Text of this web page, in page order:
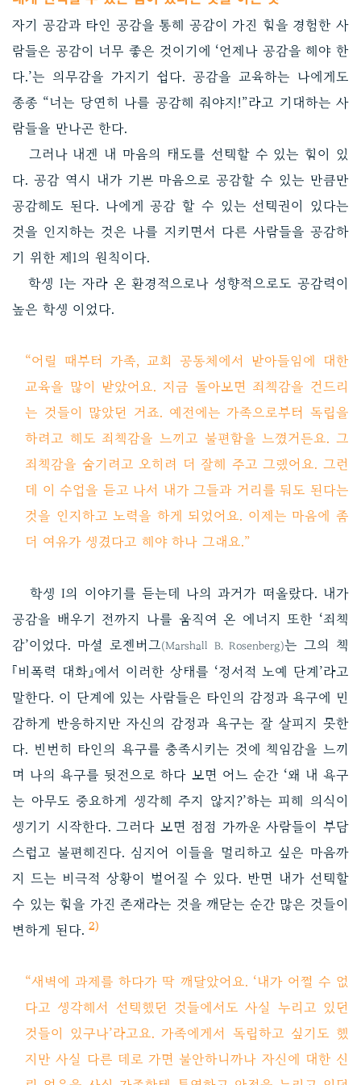
자기 공감과 타인 공감을 통해 공감이 가진 힘을 경험한 사
람들은 공감이 너무 좋은 것이기에 ‘언제나 공감을 해야 한
다.’는 의무감을 가지기 쉽다. 공감을 교육하는 나에게도
종종 “너는 당연히 나를 공감해 줘야지!”라고 기대하는 사
람들을 만나곤 한다.
그러나 내겐 내 마음의 태도를 선택할 수 있는 힘이 있
다. 공감 역시 내가 기쁜 마음으로 공감할 수 있는 만큼만
공감해도 된다. 나에게 공감 할 수 있는 선택권이 있다는
것을 인지하는 것은 나를 지키면서 다른 사람들을 공감하
기 위한 제1의 원칙이다.
학생 I는 자라 온 환경적으로나 성향적으로도 공감력이
높은 학생 이었다.
“어릴 때부터 가족, 교회 공동체에서 받아들임에 대한
교육을 많이 받았어요. 지금 돌아보면 죄책감을 건드리
는 것들이 많았던 거죠. 예전에는 가족으로부터 독립을
하려고 해도 죄책감을 느끼고 불편함을 느꼈거든요. 그
죄책감을 숨기려고 오히려 더 잘해 주고 그랬어요. 그런
데 이 수업을 듣고 나서 내가 그들과 거리를 둬도 된다는
것을 인지하고 노력을 하게 되었어요. 이제는 마음에 좀
더 여유가 생겼다고 해야 하나 그래요.”
학생 I의 이야기를 듣는데 나의 과거가 떠올랐다. 내가
공감을 배우기 전까지 나를 움직여 온 에너지 또한 ‘죄책
감’이었다. 마셜 로젠버그(Marshall B. Rosenberg)는 그의 책
『비폭력 대화』에서 이러한 상태를 ‘정서적 노예 단계’라고
말한다. 이 단계에 있는 사람들은 타인의 감정과 욕구에 민
감하게 반응하지만 자신의 감정과 욕구는 잘 살피지 못한
다. 빈번히 타인의 욕구를 충족시키는 것에 책임감을 느끼
며 나의 욕구를 뒷전으로 하다 보면 어느 순간 ‘왜 내 욕구
는 아무도 중요하게 생각해 주지 않지?’하는 피해 의식이
생기기 시작한다. 그러다 보면 점점 가까운 사람들이 부담
스럽고 불편해진다. 심지어 이들을 멀리하고 싶은 마음까
지 드는 비극적 상황이 벌어질 수 있다. 반면 내가 선택할
수 있는 힘을 가진 존재라는 것을 깨닫는 순간 많은 것들이
변하게 된다. 2)
“새벽에 과제를 하다가 딱 깨달았어요. ‘내가 어쩔 수 없
다고 생각해서 선택했던 것들에서도 사실 누리고 있던
것들이 있구나’라고요. 가족에게서 독립하고 싶기도 했
지만 사실 다른 데로 가면 불안하니까나 자신에 대한 신